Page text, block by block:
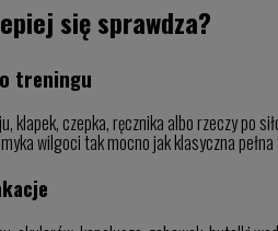
się sprawdza?
treningu
klapek, czepka, ręcznika albo rzeczy po
wilgoci tak mocno jak klasyczna